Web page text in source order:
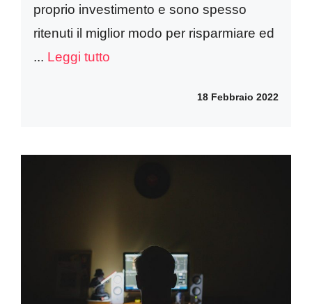
proprio investimento e sono spesso
ritenuti il miglior modo per risparmiare ed
... Leggi tutto
18 Febbraio 2022